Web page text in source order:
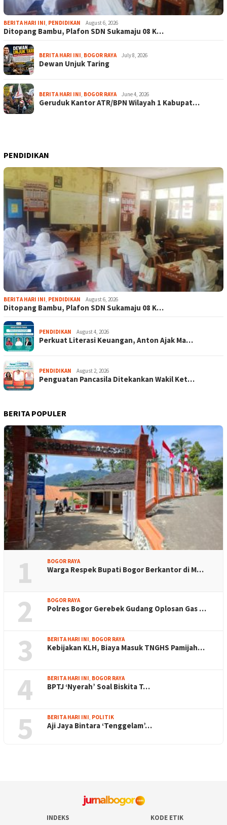
BERITA HARI INI, PENDIDIKAN August 6, 2026
Ditopang Bambu, Plafon SDN Sukamaju 08 K…
BERITA HARI INI, BOGOR RAYA July 8, 2026
Dewan Unjuk Taring
BERITA HARI INI, BOGOR RAYA June 4, 2026
Geruduk Kantor ATR/BPN Wilayah 1 Kabupat…
PENDIDIKAN
BERITA HARI INI, PENDIDIKAN August 6, 2026
Ditopang Bambu, Plafon SDN Sukamaju 08 K…
PENDIDIKAN August 4, 2026
Perkuat Literasi Keuangan, Anton Ajak Ma…
PENDIDIKAN August 2, 2026
Penguatan Pancasila Ditekankan Wakil Ket…
BERITA POPULER
1 BOGOR RAYA
Warga Respek Bupati Bogor Berkantor di M…
2 BOGOR RAYA
Polres Bogor Gerebek Gudang Oplosan Gas …
3 BERITA HARI INI, BOGOR RAYA
Kebijakan KLH, Biaya Masuk TNGHS Pamijah…
4 BERITA HARI INI, BOGOR RAYA
BPTJ ‘Nyerah’ Soal Biskita T…
5 BERITA HARI INI, POLITIK
Aji Jaya Bintara ‘Tenggelam’…
INDEKS KODE ETIK